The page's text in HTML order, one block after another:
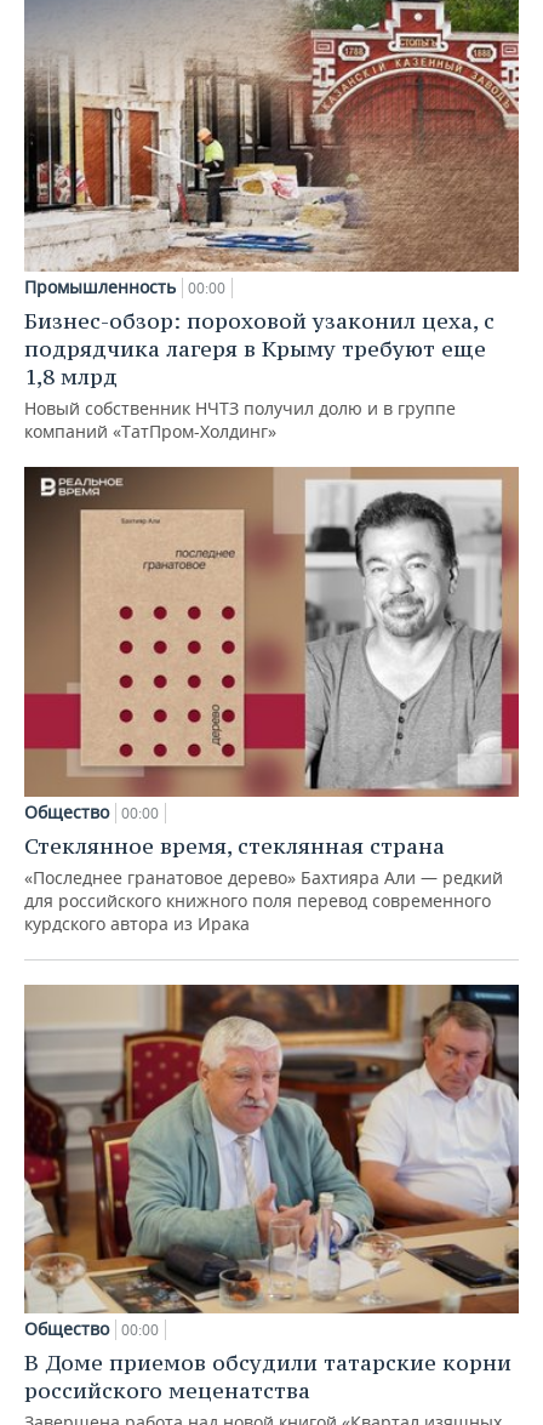
Промышленность 00:00
Бизнес-обзор: пороховой узаконил цеха, с
подрядчика лагеря в Крыму требуют еще
1,8 млрд
Новый собственник НЧТЗ получил долю и в группе
компаний «ТатПром-Холдинг»
Общество 00:00
Стеклянное время, стеклянная страна
«Последнее гранатовое дерево» Бахтияра Али — редкий
для российского книжного поля перевод современного
курдского автора из Ирака
Общество 00:00
В Доме приемов обсудили татарские корни
российского меценатства